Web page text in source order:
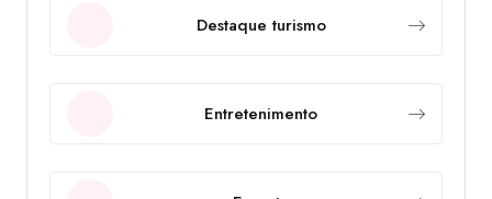
Destaque turismo
Entretenimento